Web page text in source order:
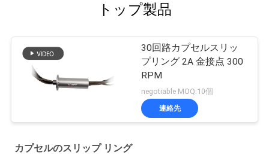
トップ製品
30回路カプセルスリッ
プリング 2A 金接点 300
RPM
negotiable MOQ:10個
連絡先
カプセルのスリップ リング